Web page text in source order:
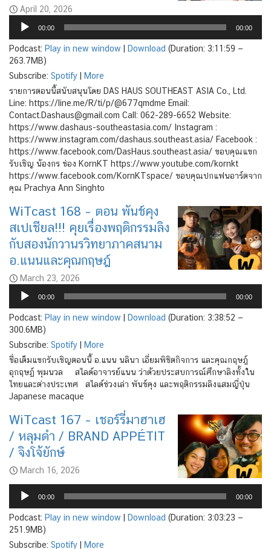
April 20, 2026
Audio
Player
00:00 00:00
Podcast: Play in new window Download (Duration: 3:11:59 —
263.7MB)
Subscribe: Spotify
More
รายการตอนนี้สนับสนุนโดย DAS HAUS SOUTHEAST ASIA Co., Ltd.
Line: ​​https://line.me/R/ti/p/@677qmdme Email:
Contact.Dashaus@gmail.com Call: 062-289-6652 Website:
https://www.dashaus-southeastasia.com/ Instagram :
https://www.instagram.com/dashaus.southeast.asia/ Facebook :
https://www.facebook.com/DasHaus.southeast.asia/ ขอบคุณแขก
รับเชิญ น้องกร ช่อง KornKT https://www.youtube.com/kornkt
https://www.facebook.com/KornKTspace/ ขอบคุณปกแฟนอาร์ตจาก
คุณ Prachya Ann Singhto
WiTcast 168 – ตอน พันช์คุง
สเปเชียล!!! คุยเรื่องพฤติกรรมลิง
กับสองนักวานรวิทยาภาคสนาม
อ.แนนและคุณกฤษฎ์
March 23, 2026
Audio
Player
00:00 00:00
Podcast: Play in new window Download (Duration: 3:38:52 —
300.6MB)
Subscribe: Spotify
More
ชื่อเต็มแขกรับเชิญตอนนี้ อ.แนน นลินา เอี่ยมพิชิตกิจการ และคุณกฤษฎ์
อุกฤษฏ์ พุมนวล สไลด์อาจารย์แนน ว่าด้วยประสบการณ์ศึกษาลิงทั้งใน
ไทยและต่างประเทศ สไลด์ช่วงเล่า พันช์คุง และพฤติกรรมลิงแสมญี่ปุ่น
Japanese macaque
WiTcast 167 – เชอร์รี่มาฮาเฮ
/ หลุมดำ / BRAND APPÉTIT
/ จิงโจ้ยักษ์
March 16, 2026
Audio
Player
00:00 00:00
Podcast: Play in new window | Download (Duration: 3:03:23 —
251.9MB)
Subscribe: Spotify | More